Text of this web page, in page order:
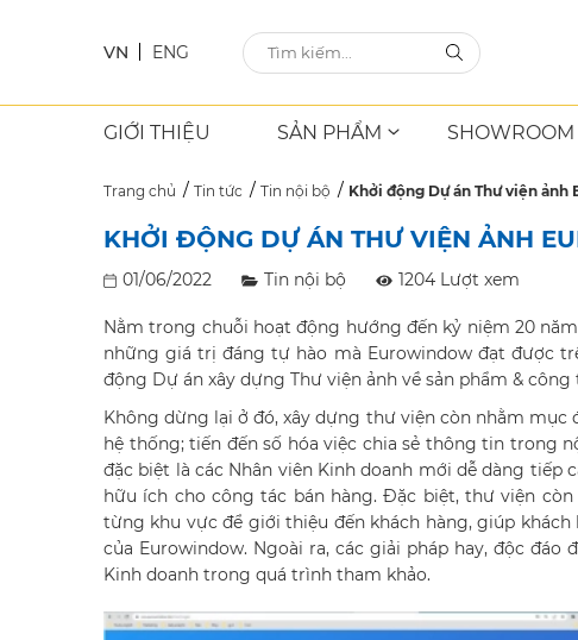
VN ENG
GIỚI THIỆU SẢN PHẨM SHOWROOM
Trang chủ Tin tức Tin nội bộ Khởi động Dự án Thư viện
KHỞI ĐỘNG DỰ ÁN THƯ VIỆN ẢNH
01/06/2022 Tin nội bộ 1204 Lượt xem
Nằm trong chuỗi hoạt động hướng đến kỷ niệm 20
những giá trị đáng tự hào mà Eurowindow đạt được
động Dự án xây dựng Thư viện ảnh về sản phẩm &
Không dừng lại ở đó, xây dựng thư viện còn nhằm
hệ thống; tiến đến số hóa việc chia sẻ thông tin trong
đặc biệt là các Nhân viên Kinh doanh mới dễ dàng
hữu ích cho công tác bán hàng. Đặc biệt, thư viện
từng khu vực để giới thiệu đến khách hàng, giúp
của Eurowindow. Ngoài ra, các giải pháp hay, độc
Kinh doanh trong quá trình tham khảo.